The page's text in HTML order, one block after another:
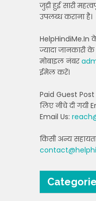
जुड़ी हुई सारी
उपलब्ध कराना है।
HelpHindiMe.In
ज्यादा जानकारी
मोबाइल नंबर
ईमेल करें।
Paid Guest
लिए नीचे दी गयी
Email Us:
किसी अन्य